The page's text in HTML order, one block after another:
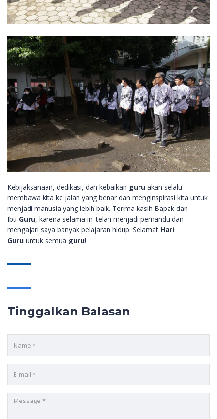
Kebijaksanaan, dedikasi, dan kebaikan guru akan selalu
membawa kita ke jalan yang benar dan menginspirasi kita untuk
menjadi manusia yang lebih baik. Terima kasih Bapak dan
Ibu Guru, karena selama ini telah menjadi pemandu dan
mengajari saya banyak pelajaran hidup. Selamat Hari
Guru untuk semua guru!
Tinggalkan Balasan